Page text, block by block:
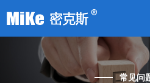
常见问